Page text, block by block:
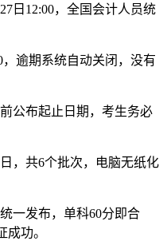
日12:00，全国会计人员统
，逾期系统自动关闭，没有
公布起止日期，考生务必
，共6个批次，电脑无纸化
一发布，单科60分即合
功。